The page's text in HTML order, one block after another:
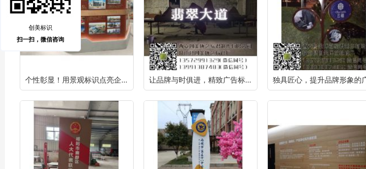
个性彰显！用景观标识点亮企业展厅品牌魅力！ 让品牌与时俱进，精致广告标识制作
创美标识
扫一扫，微信咨询